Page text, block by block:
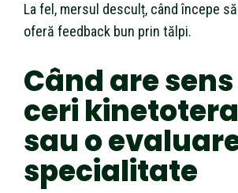
La fel, mersul desculț, când începe
oferă feedback bun prin tălpi.
Când are
ceri
sau o
specialitate